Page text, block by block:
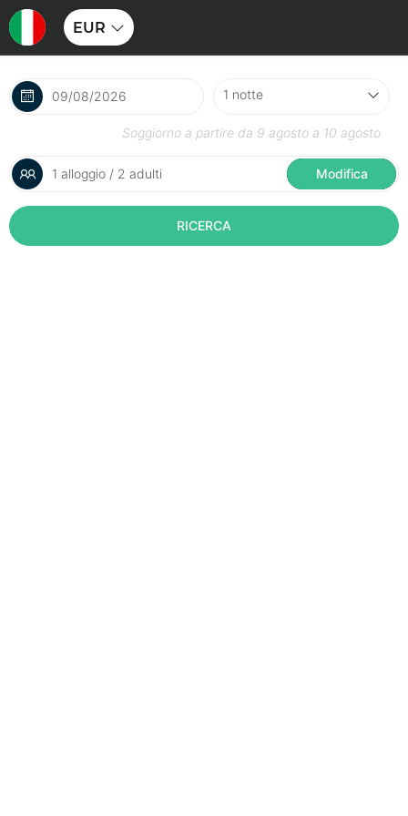
EUR
Soggiorno a partire da 9 agosto a 10 agosto
1 alloggio / 2 adulti Modifica